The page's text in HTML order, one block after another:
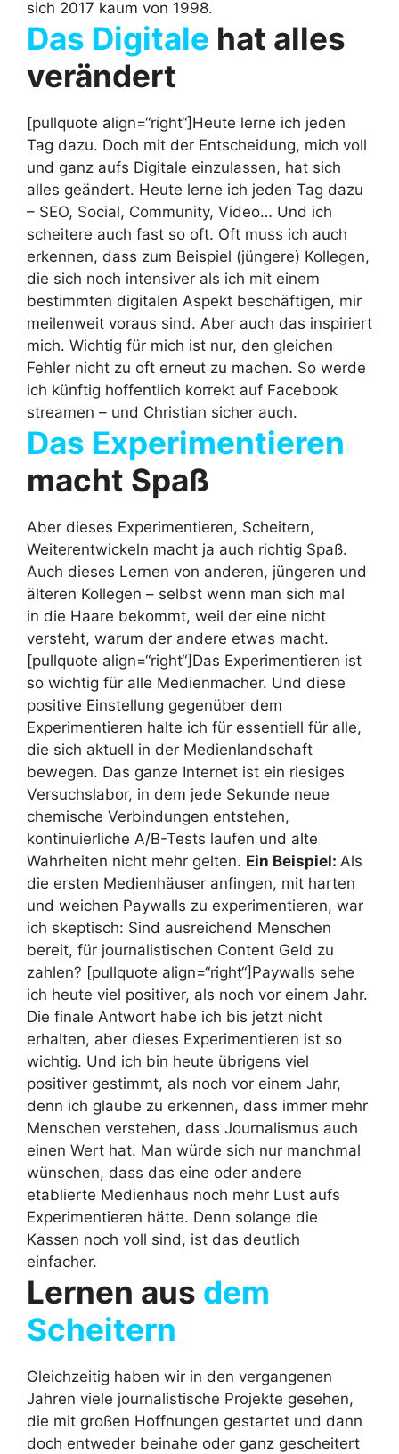
sich 2017 kaum von 1998.
Das Digitale hat alles
verändert
[pullquote align=“right“]Heute lerne ich jeden
Tag dazu. Doch mit der Entscheidung, mich voll
und ganz aufs Digitale einzulassen, hat sich
alles geändert. Heute lerne ich jeden Tag dazu
– SEO, Social, Community, Video… Und ich
scheitere auch fast so oft. Oft muss ich auch
erkennen, dass zum Beispiel (jüngere) Kollegen,
die sich noch intensiver als ich mit einem
bestimmten digitalen Aspekt beschäftigen, mir
meilenweit voraus sind. Aber auch das inspiriert
mich. Wichtig für mich ist nur, den gleichen
Fehler nicht zu oft erneut zu machen. So werde
ich künftig hoffentlich korrekt auf Facebook
streamen – und Christian sicher auch.
Das Experimentieren
macht Spaß
Aber dieses Experimentieren, Scheitern,
Weiterentwickeln macht ja auch richtig Spaß.
Auch dieses Lernen von anderen, jüngeren und
älteren Kollegen – selbst wenn man sich mal
in die Haare bekommt, weil der eine nicht
versteht, warum der andere etwas macht.
[pullquote align=“right“]Das Experimentieren ist
so wichtig für alle Medienmacher. Und diese
positive Einstellung gegenüber dem
Experimentieren halte ich für essentiell für alle,
die sich aktuell in der Medienlandschaft
bewegen. Das ganze Internet ist ein riesiges
Versuchslabor, in dem jede Sekunde neue
chemische Verbindungen entstehen,
kontinuierliche A/B-Tests laufen und alte
Wahrheiten nicht mehr gelten. Ein Beispiel: Als
die ersten Medienhäuser anfingen, mit harten
und weichen Paywalls zu experimentieren, war
ich skeptisch: Sind ausreichend Menschen
bereit, für journalistischen Content Geld zu
zahlen? [pullquote align=“right“]Paywalls sehe
ich heute viel positiver, als noch vor einem Jahr.
Die finale Antwort habe ich bis jetzt nicht
erhalten, aber dieses Experimentieren ist so
wichtig. Und ich bin heute übrigens viel
positiver gestimmt, als noch vor einem Jahr,
denn ich glaube zu erkennen, dass immer mehr
Menschen verstehen, dass Journalismus auch
einen Wert hat. Man würde sich nur manchmal
wünschen, dass das eine oder andere
etablierte Medienhaus noch mehr Lust aufs
Experimentieren hätte. Denn solange die
Kassen noch voll sind, ist das deutlich
einfacher.
Lernen aus dem
Scheitern
Gleichzeitig haben wir in den vergangenen
Jahren viele journalistische Projekte gesehen,
die mit großen Hoffnungen gestartet und dann
doch entweder beinahe oder ganz gescheitert